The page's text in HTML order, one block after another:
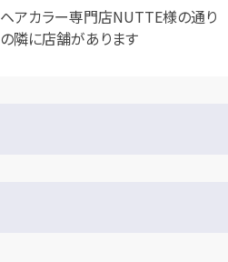
ヘアカラー専門店NUTTE様の通
の隣に店舗があります